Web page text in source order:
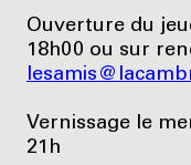
Ouverture du
18h00 ou sur
Vernissage le
21h